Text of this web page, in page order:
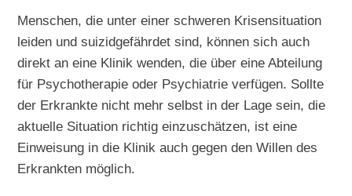
Menschen, die unter einer schweren Krisensituation
leiden und suizidgefährdet sind, können sich auch
direkt an eine Klinik wenden, die über eine Abteilung
für Psychotherapie oder Psychiatrie verfügen. Sollte
der Erkrankte nicht mehr selbst in der Lage sein, die
aktuelle Situation richtig einzuschätzen, ist eine
Einweisung in die Klinik auch gegen den Willen des
Erkrankten möglich.